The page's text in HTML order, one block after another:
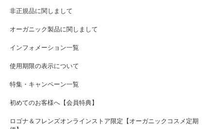
非正規品に関しまして
オーガニック製品に関しまして
インフォメーション一覧
使用期限の表示について
特集・キャンペーン一覧
初めてのお客様へ【会員特典】
ロゴナ＆フレンズオンラインストア限定【オーガニックコスメ定期